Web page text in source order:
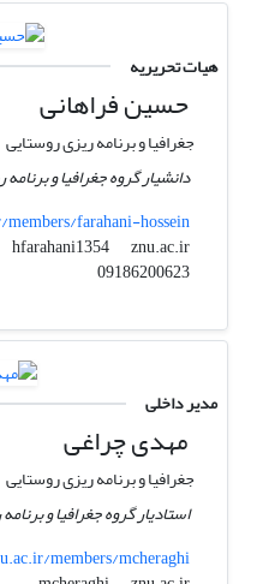
هیات تحریریه
حسین فراهانی
جغرافیا و برنامه ریزی روستایی
دانشیار گروه جغرافیا و
farahani-hossein
hfarahani1354
znu.ac.ir
09186200623
مدیر داخلی
مهدی چراغی
جغرافیا و برنامه ریزی روستایی
استادیار گروه جغرافیا و
members/mcheraghi